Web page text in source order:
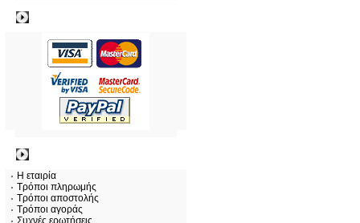
Η εταιρία
Τρόποι πληρωμής
Τρόποι αποστολής
Τρόποι αγοράς
Συχνές ερωτήσεις